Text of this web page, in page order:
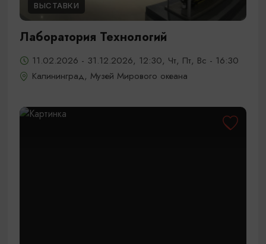
ВЫСТАВКИ
Лаборатория Технологий
11.02.2026 - 31.12.2026, 12:30, Чт, Пт, Вс - 16:30
Калининград, Музей Мирового океана